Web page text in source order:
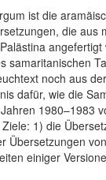
ist die
die aus
samaritanischen
noch aus
dafür, wie die
1980–1983
1) die
Übersetzungen
einiger